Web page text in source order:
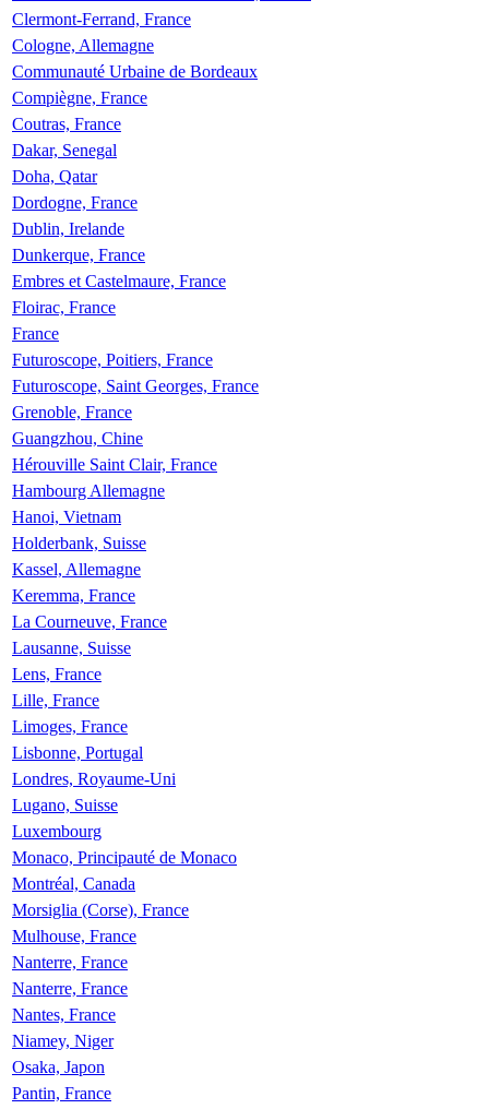
Clermont-Ferrand, France
Cologne, Allemagne
Communauté Urbaine de Bordeaux
Compiègne, France
Coutras, France
Dakar, Senegal
Doha, Qatar
Dordogne, France
Dublin, Irelande
Dunkerque, France
Embres et Castelmaure, France
Floirac, France
France
Futuroscope, Poitiers, France
Futuroscope, Saint Georges, France
Grenoble, France
Guangzhou, Chine
Hérouville Saint Clair, France
Hambourg Allemagne
Hanoi, Vietnam
Holderbank, Suisse
Kassel, Allemagne
Keremma, France
La Courneuve, France
Lausanne, Suisse
Lens, France
Lille, France
Limoges, France
Lisbonne, Portugal
Londres, Royaume-Uni
Lugano, Suisse
Luxembourg
Monaco, Principauté de Monaco
Montréal, Canada
Morsiglia (Corse), France
Mulhouse, France
Nanterre, France
Nanterre, France
Nantes, France
Niamey, Niger
Osaka, Japon
Pantin, France